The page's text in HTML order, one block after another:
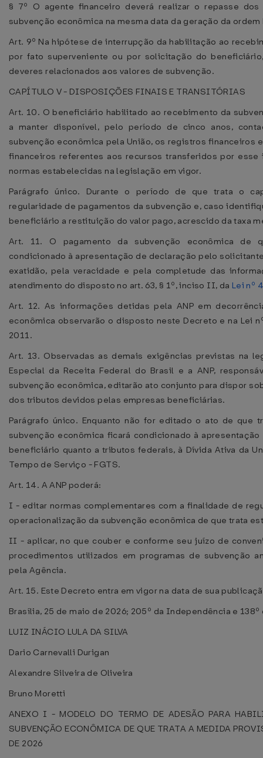
§ 7º O agente financeiro deverá realizar o repasse
subvenção econômica na mesma data da geração da
Art. 9º Na hipótese de interrupção da habilitação ao
por fato superveniente ou por solicitação do
deveres relacionados aos valores de subvenção.
CAPÍTULO V - DISPOSIÇÕES FINAIS E TRANSITÓRIAS
Art. 10. O beneficiário habilitado ao recebimento da
a manter disponível, pelo período de cinco anos,
subvenção econômica pela União, os registros financeiros
financeiros referentes aos recursos transferidos por esse
normas estabelecidas na legislação em vigor.
Parágrafo único. Durante o período de que trata o
regularidade de pagamentos da subvenção e, caso
beneficiário a restituição do valor pago, acrescido da taxa
Art. 11. O pagamento da subvenção econômica de
condicionado à apresentação de declaração pelo
exatidão, pela veracidade e pela completude das
atendimento do disposto no art. 63, § 1º, inciso II, da Lei nº
Art. 12. As informações detidas pela ANP em
econômica observarão o disposto neste Decreto e na Lei
2011.
Art. 13. Observadas as demais exigências previstas na
Especial da Receita Federal do Brasil e a ANP,
subvenção econômica, editarão ato conjunto para dispor
dos tributos devidos pelas empresas beneficiárias.
Parágrafo único. Enquanto não for editado o ato de que
subvenção econômica ficará condicionado à
beneficiário quanto a tributos federais, à Dívida Ativa da
Tempo de Serviço - FGTS.
Art. 14. A ANP poderá:
I - editar normas complementares com a finalidade de
operacionalização da subvenção econômica de que trata
II - aplicar, no que couber e conforme seu juízo de
procedimentos utilizados em programas de subvenção
pela Agência.
Art. 15. Este Decreto entra em vigor na data de sua
Brasília, 25 de maio de 2026; 205º da Independência e 138º
LUIZ INÁCIO LULA DA SILVA
Dario Carnevalli Durigan
Alexandre Silveira de Oliveira
Bruno Moretti
ANEXO I - MODELO DO TERMO DE ADESÃO PARA
SUBVENÇÃO ECONÔMICA DE QUE TRATA A MEDIDA
DE 2026